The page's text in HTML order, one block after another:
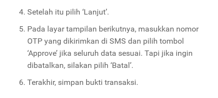
Setelah itu pilih ‘Lanjut’.
Pada layar tampilan berikutnya, masukkan nomor
OTP yang dikirimkan di SMS dan pilih tombol
‘Approve’ jika seluruh data sesuai. Tapi jika ingin
dibatalkan, silakan pilih ‘Batal’.
Terakhir, simpan bukti transaksi.